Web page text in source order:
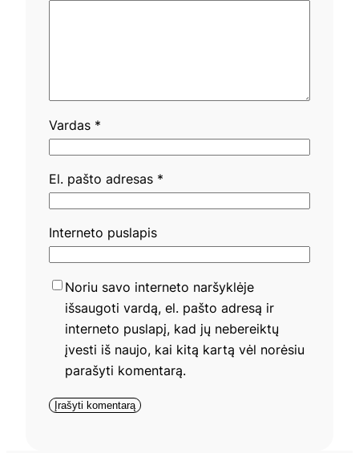
Vardas *
El. pašto adresas *
Interneto puslapis
Noriu savo interneto naršyklėje
išsaugoti vardą, el. pašto adresą ir
interneto puslapį, kad jų nebereiktų
įvesti iš naujo, kai kitą kartą vėl norėsiu
parašyti komentarą.